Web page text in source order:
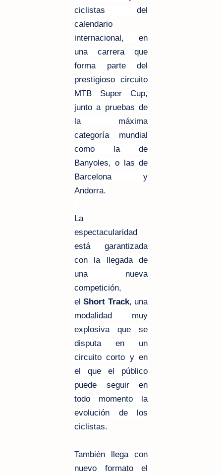
ciclistas del
calendario
internacional, en
una carrera que
forma parte del
prestigioso circuito
MTB Super Cup,
junto a pruebas de
la máxima
categoría mundial
como la de
Banyoles, o las de
Barcelona y
Andorra.
La
espectacularidad
está garantizada
con la llegada de
una nueva
competición,
elShort Track, una
modalidad muy
explosiva que se
disputa en un
circuito corto y en
el que el público
puede seguir en
todo momento la
evolución de los
ciclistas.
También llega con
nuevo formato el